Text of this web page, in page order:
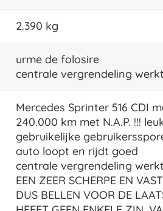
2.390 kg
urme de folosire
centrale vergrendeling
Mercedes Sprinter 516 CDI
240.000 km met N.A.P. !!!
gebruikelijke
auto loopt en rijdt goed
centrale vergrendeling werkt
EEN ZEER SCHERPE EN
DUS BELLEN VOOR DE